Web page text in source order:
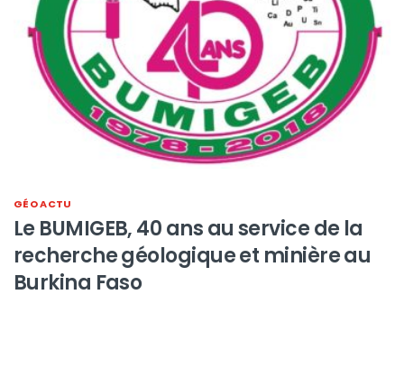
GÉO ACTU
Le BUMIGEB, 40 ans au service de la
recherche géologique et minière au
Burkina Faso